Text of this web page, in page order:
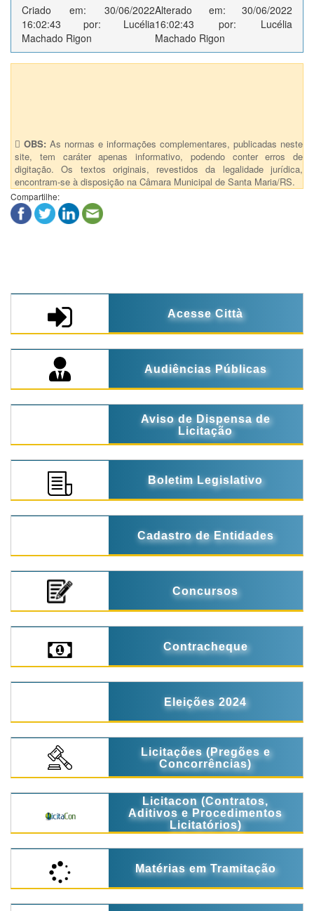
Criado em: 30/06/2022
16:02:43 por: Lucélia
Machado Rigon
Alterado em: 30/06/2022
16:02:43 por: Lucélia
Machado Rigon
OBS: As normas e informações complementares, publicadas neste
site, tem caráter apenas informativo, podendo conter erros de
digitação. Os textos originais, revestidos da legalidade jurídica,
encontram-se à disposição na Câmara Municipal de Santa Maria/RS.
Compartilhe:
Acesse Città
Audiências Públicas
Aviso de Dispensa de
Licitação
Boletim Legislativo
Cadastro de Entidades
Concursos
Contracheque
Eleições 2024
Licitações (Pregões e
Concorrências)
Licitacon (Contratos,
Aditivos e Procedimentos
Licitatórios)
Matérias em Tramitação